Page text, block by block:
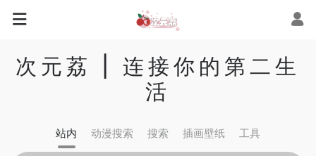
次元荔 | 连接你的第二生
活
站内 动漫搜索 搜索 插画壁纸 工具